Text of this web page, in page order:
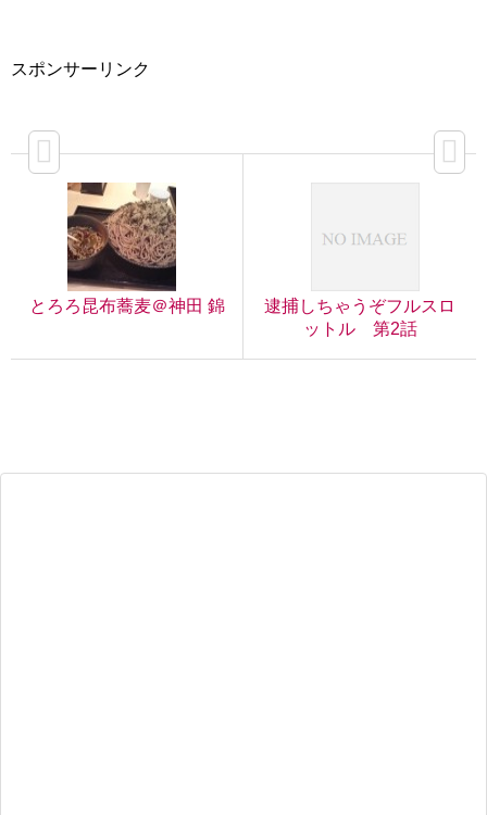
スポンサーリンク
とろろ昆布蕎麦＠神田 錦
逮捕しちゃうぞフルスロ
ットル 第2話